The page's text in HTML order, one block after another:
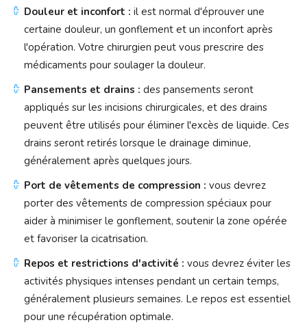
Douleur et inconfort : il est normal d'éprouver une
certaine douleur, un gonflement et un inconfort après
l'opération. Votre chirurgien peut vous prescrire des
médicaments pour soulager la douleur.
Pansements et drains : des pansements seront
appliqués sur les incisions chirurgicales, et des drains
peuvent être utilisés pour éliminer l'excès de liquide. Ces
drains seront retirés lorsque le drainage diminue,
généralement après quelques jours.
Port de vêtements de compression : vous devrez
porter des vêtements de compression spéciaux pour
aider à minimiser le gonflement, soutenir la zone opérée
et favoriser la cicatrisation.
Repos et restrictions d'activité : vous devrez éviter les
activités physiques intenses pendant un certain temps,
généralement plusieurs semaines. Le repos est essentiel
pour une récupération optimale.